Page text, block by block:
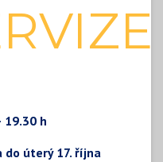
19.30 h
do úterý 17. října